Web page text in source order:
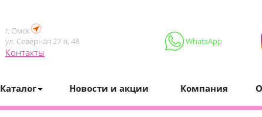
г. Омск
ул. Северная 27-я, 48
Контакты
WhatsApp
Каталог Новости и акции Компания